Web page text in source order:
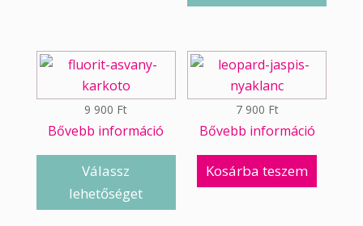
9 900 Ft
Bővebb információ
Válassz
lehetőséget
7 900 Ft
Bővebb információ
Kosárba teszem